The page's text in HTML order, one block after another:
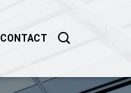
CONTACT